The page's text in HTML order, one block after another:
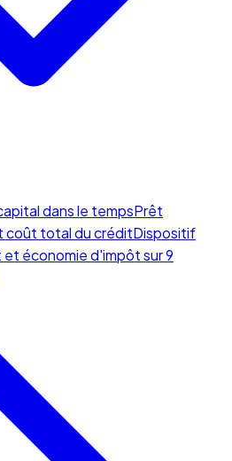
dans le tempsPrêt
coût total du créditDispositif
économie d'impôt sur 9